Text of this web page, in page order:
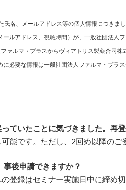
名、メールアドレス等の個人情報につき
ルアドレス、視聴時間）が、一般社団法人
ァルマ・プラスからヴィアトリス製薬合同株
必要な情報は一般社団法人ファルマ・プラス
ていたことに気づきました。再
能です。ただし、2回め以降の
事後申請できますか？
登録はセミナー実施日中に締め